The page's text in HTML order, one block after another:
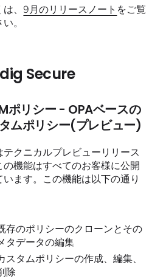
は、9月のリリースノート をご覧
。
Secure
ポリシー - OPAベースの
ムポリシー(プレビュー)
テクニカルプレビューリリース
の機能はすべてのお客様に公開
います。この機能は以下の通り
存のポリシーのクローンとその
タデータの編集
スタムポリシーの作成、編集、
除